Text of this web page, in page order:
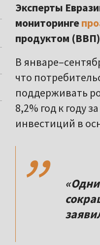
Эксперты
мониторинге
продуктом (ВВП)
В
что
поддерживать
8,2% год к году
инвестиций в
,,